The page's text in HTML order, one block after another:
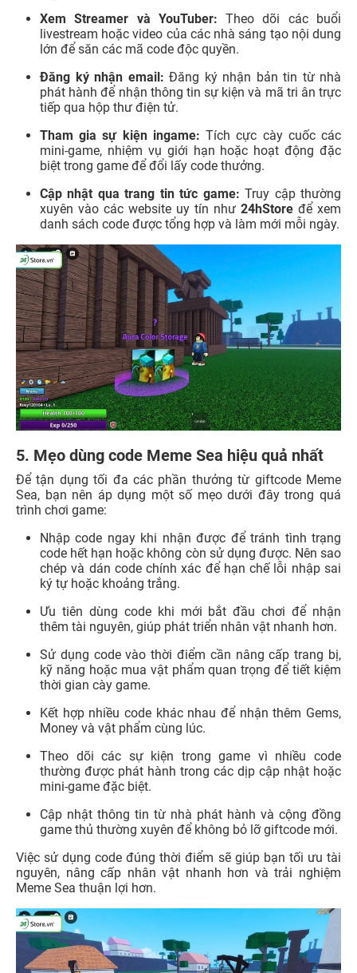
Xem Streamer và YouTuber: Theo dõi các buổi
livestream hoặc video của các nhà sáng tạo nội dung
lớn để săn các mã code độc quyền.
Đăng ký nhận email: Đăng ký nhận bản tin từ nhà
phát hành để nhận thông tin sự kiện và mã tri ân trực
tiếp qua hộp thư điện tử.
Tham gia sự kiện ingame: Tích cực cày cuốc các
mini-game, nhiệm vụ giới hạn hoặc hoạt động đặc
biệt trong game để đổi lấy code thưởng.
Cập nhật qua trang tin tức game: Truy cập thường
xuyên vào các website uy tín như 24hStore để xem
danh sách code được tổng hợp và làm mới mỗi ngày.
5. Mẹo dùng code Meme Sea hiệu quả nhất
Để tận dụng tối đa các phần thưởng từ giftcode Meme
Sea, bạn nên áp dụng một số mẹo dưới đây trong quá
trình chơi game:
Nhập code ngay khi nhận được để tránh tình trạng
code hết hạn hoặc không còn sử dụng được. Nên sao
chép và dán code chính xác để hạn chế lỗi nhập sai
ký tự hoặc khoảng trắng.
Ưu tiên dùng code khi mới bắt đầu chơi để nhận
thêm tài nguyên, giúp phát triển nhân vật nhanh hơn.
Sử dụng code vào thời điểm cần nâng cấp trang bị,
kỹ năng hoặc mua vật phẩm quan trọng để tiết kiệm
thời gian cày game.
Kết hợp nhiều code khác nhau để nhận thêm Gems,
Money và vật phẩm cùng lúc.
Theo dõi các sự kiện trong game vì nhiều code
thường được phát hành trong các dịp cập nhật hoặc
mini-game đặc biệt.
Cập nhật thông tin từ nhà phát hành và cộng đồng
game thủ thường xuyên để không bỏ lỡ giftcode mới.
Việc sử dụng code đúng thời điểm sẽ giúp bạn tối ưu tài
nguyên, nâng cấp nhân vật nhanh hơn và trải nghiệm
Meme Sea thuận lợi hơn.